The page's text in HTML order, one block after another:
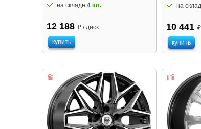
на складе 4 шт.
12 188 ₽ / диск
купить
на
10 441
купить